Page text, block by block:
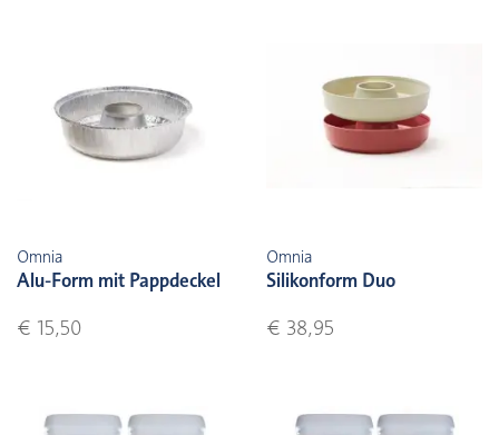
Omnia
Alu-Form mit Pappdeckel
€ 15,50
Omnia
Silikonform Duo
€ 38,95